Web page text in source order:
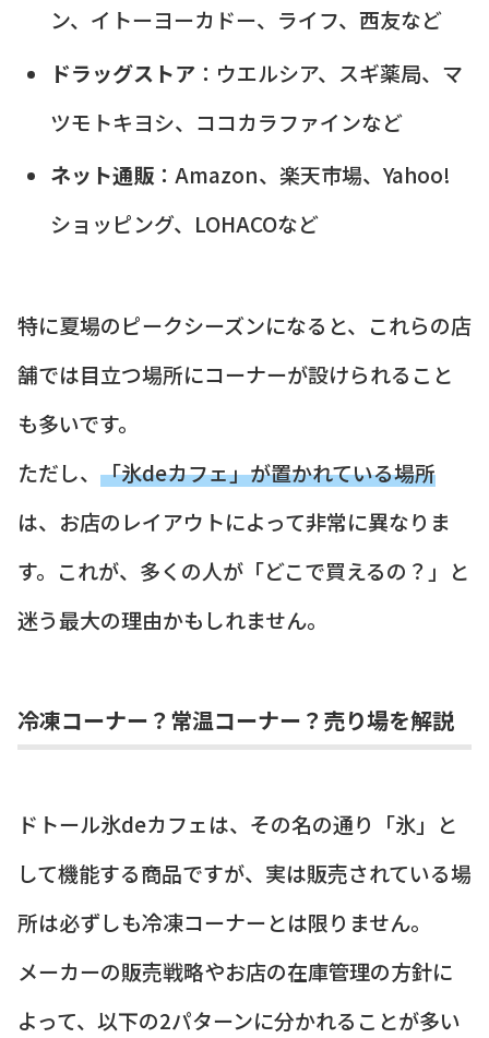
ン、イトーヨーカドー、ライフ、西友など
ドラッグストア：ウエルシア、スギ薬局、マ
ツモトキヨシ、ココカラファインなど
ネット通販：Amazon、楽天市場、Yahoo!
ショッピング、LOHACOなど
特に夏場のピークシーズンになると、これらの店
舗では目立つ場所にコーナーが設けられること
も多いです。
ただし、 「氷deカフェ」が置かれている場所
は、お店のレイアウトによって非常に異なりま
す。これが、多くの人が「どこで買えるの？」と
迷う最大の理由かもしれません。
冷凍コーナー？常温コーナー？売り場を解説
ドトール氷deカフェは、その名の通り「氷」と
して機能する商品ですが、実は販売されている場
所は必ずしも冷凍コーナーとは限りません。
メーカーの販売戦略やお店の在庫管理の方針に
よって、以下の2パターンに分かれることが多い